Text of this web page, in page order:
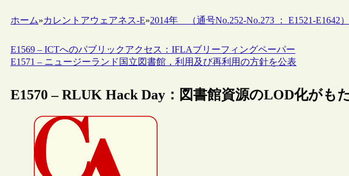
ホーム»カレントアウェアネス-E»2014年 （通号No.252-No.273 ： E1521-E1642）
E1569 – ICTへのパブリックアクセス：IFLAブリーフィングペーパー
E1571 – ニュージーランド国立図書館，利用及び再利用の方針を公表
E1570 – RLUK Hack Day：図書館資源のLOD化がも